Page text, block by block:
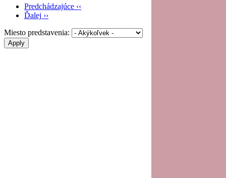
Predchádzajúce ‹‹
Ďalej ››
Miesto predstavenia: